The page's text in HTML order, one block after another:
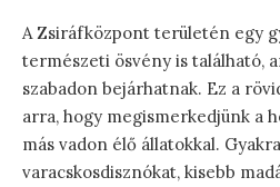
A Zsiráfközpont területén egy
természeti ösvény is található,
szabadon bejárhatnak. Ez a
arra, hogy megismerkedjünk a
más vadon élő állatokkal.
varacskosdisznókat, kisebb